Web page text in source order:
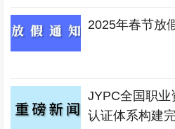
2025年春节放
JYPC全国职业
认证体系构建